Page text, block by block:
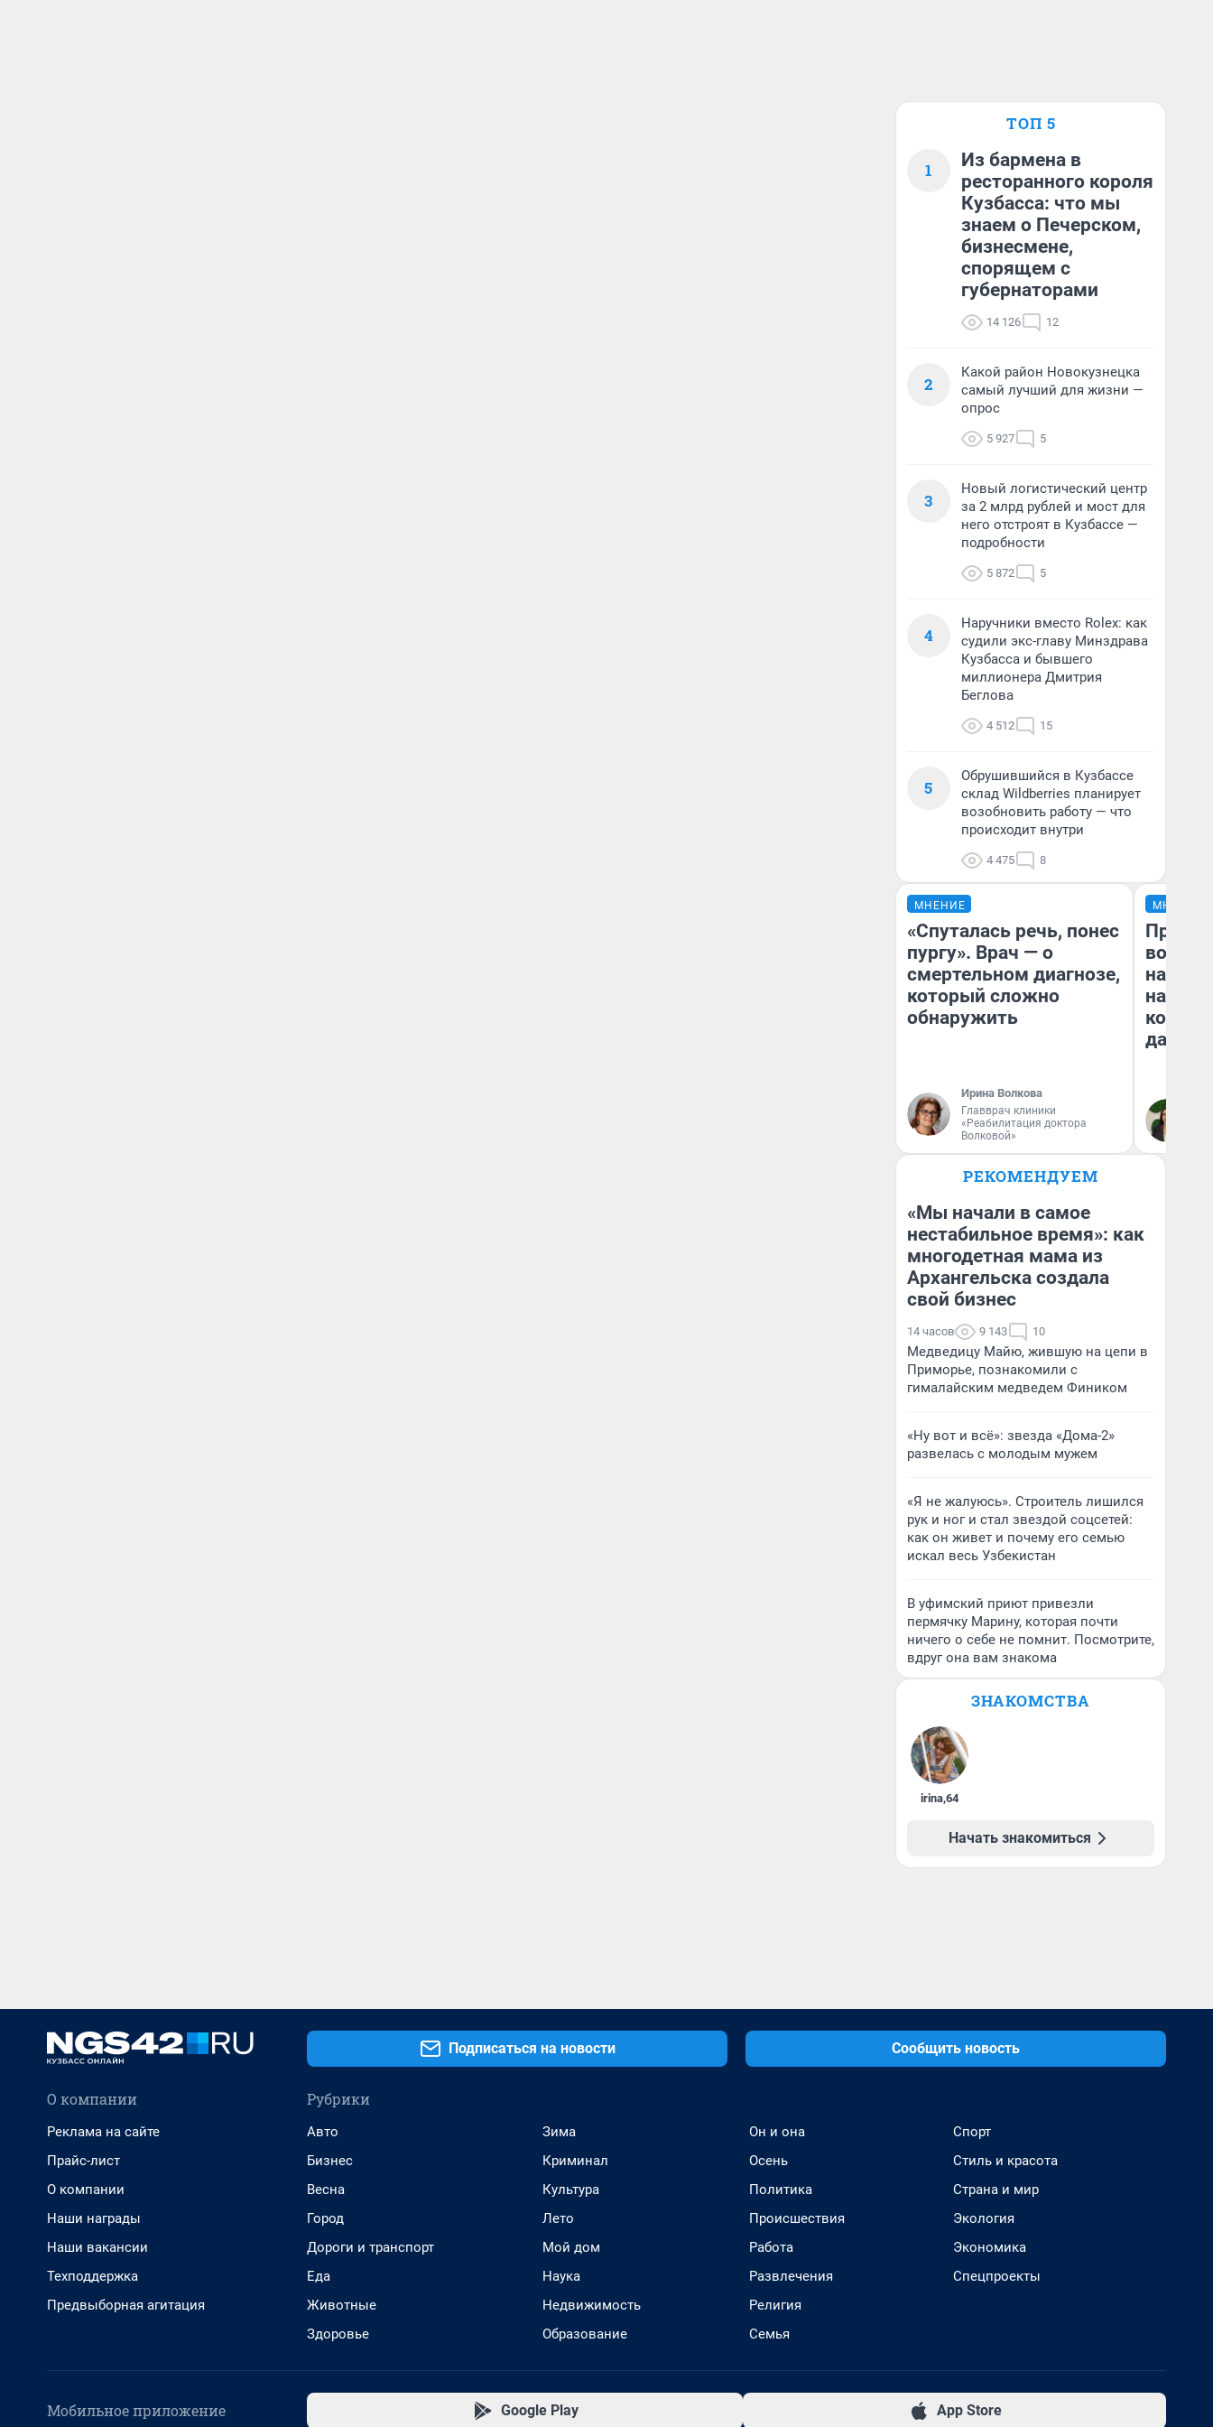
ТОП 5
1
Из бармена в
ресторанного короля
Кузбасса: что мы
знаем о Печерском,
бизнесмене,
спорящем с
губернаторами
14 126 12
2
Какой район Новокузнецка
самый лучший для жизни —
опрос
5 927 5
3
Новый логистический центр
за 2 млрд рублей и мост для
него отстроят в Кузбассе —
подробности
5 872 5
4
Наручники вместо Rolex: как
судили экс-главу Минздрава
Кузбасса и бывшего
миллионера Дмитрия
Беглова
4 512 15
5
Обрушившийся в Кузбассе
склад Wildberries планирует
возобновить работу — что
происходит внутри
4 475 8
МНЕНИЕ
«Спуталась речь, понес
пургу». Врач — о
смертельном диагнозе,
который сложно
обнаружить
Ирина Волкова
Главврач клиники
«Реабилитация доктора
Волковой»
МНЕНИЕ
нам
даже
РЕКОМЕНДУЕМ
«Мы начали в самое
нестабильное время»: как
многодетная мама из
Архангельска создала
свой бизнес
14 часов 9 143 10
Медведицу Майю, жившую на цепи в
Приморье, познакомили с
гималайским медведем Фиником
«Ну вот и всё»: звезда «Дома-2»
развелась с молодым мужем
«Я не жалуюсь». Строитель лишился
рук и ног и стал звездой соцсетей:
как он живет и почему его семью
искал весь Узбекистан
В уфимский приют привезли
пермячку Марину, которая почти
ничего о себе не помнит. Посмотрите,
вдруг она вам знакома
ЗНАКОМСТВА
irina,64
Начать знакомиться
Подписаться на новости Сообщить новость
О компании
Реклама на сайте
Прайс-лист
О компании
Наши награды
Наши вакансии
Техподдержка
Предвыборная агитация
Рубрики
Авто
Бизнес
Весна
Город
Дороги и транспорт
Еда
Животные
Здоровье
Зима
Криминал
Культура
Лето
Мой дом
Наука
Недвижимость
Образование
Он и она
Осень
Политика
Происшествия
Работа
Развлечения
Религия
Семья
Спорт
Стиль и красота
Страна и мир
Экология
Экономика
Спецпроекты
Мобильное приложение Google Play App Store